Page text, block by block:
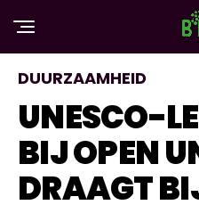
DUURZAAMHEID
UNESCO-
BIJ OPEN
DRAAGT